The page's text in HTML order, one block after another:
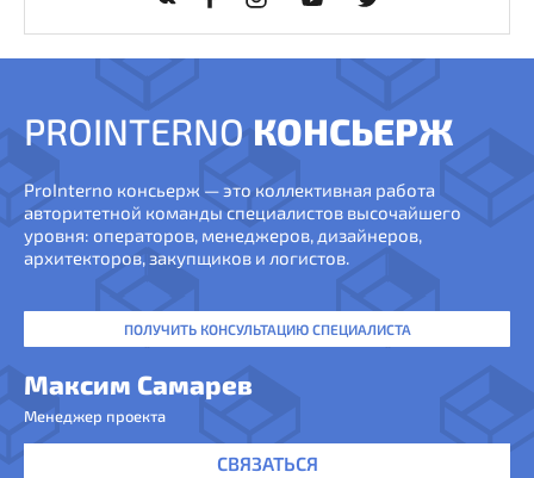
PROINTERNO КОНСЬЕРЖ
ProInterno консьерж — это коллективная работа
авторитетной команды специалистов высочайшего
уровня: операторов, менеджеров, дизайнеров,
архитекторов, закупщиков и логистов.
ПОЛУЧИТЬ КОНСУЛЬТАЦИЮ СПЕЦИАЛИСТА
Максим Самарев
Менеджер проекта
СВЯЗАТЬСЯ